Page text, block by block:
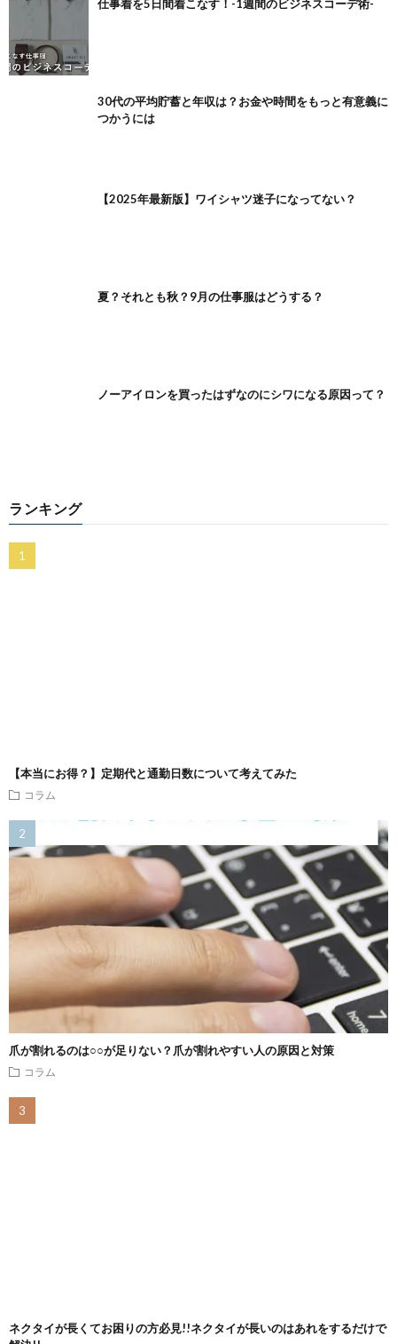
仕事着を5日間着こなす！-1週間のビジネスコーデ術-
30代の平均貯蓄と年収は？お金や時間をもっと有意義に
つかうには
【2025年最新版】ワイシャツ迷子になってない？
夏？それとも秋？9月の仕事服はどうする？
ノーアイロンを買ったはずなのにシワになる原因って？
ランキング
【本当にお得？】定期代と通勤日数について考えてみた
コラム
爪が割れるのは○○が足りない？爪が割れやすい人の原因と対策
コラム
ネクタイが長くてお困りの方必見!!ネクタイが長いのはあれをするだけで